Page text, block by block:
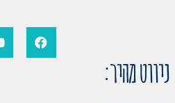
ניווט מהיר: